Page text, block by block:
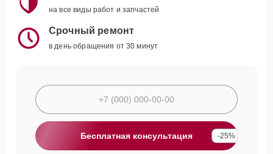
на все виды работ и запчастей
Срочный ремонт
в день обращения от 30 минут
Бесплатная консультация -25%